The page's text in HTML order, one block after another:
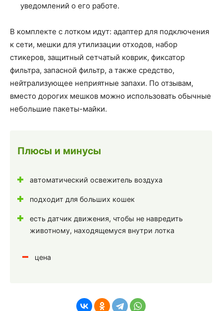
уведомлений о его работе.
В комплекте с лотком идут: адаптер для подключения
к сети, мешки для утилизации отходов, набор
стикеров, защитный сетчатый коврик, фиксатор
фильтра, запасной фильтр, а также средство,
нейтрализующее неприятные запахи. По отзывам,
вместо дорогих мешков можно использовать обычные
небольшие пакеты-майки.
Плюсы и минусы
автоматический освежитель воздуха
подходит для больших кошек
есть датчик движения, чтобы не навредить
животному, находящемуся внутри лотка
цена